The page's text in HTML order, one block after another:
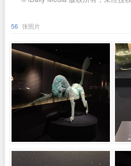
56 张照片